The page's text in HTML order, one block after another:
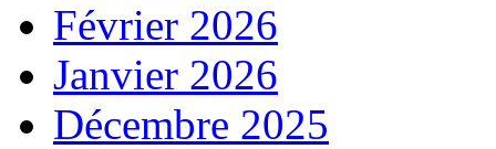
Février 2026
Janvier 2026
Décembre 2025